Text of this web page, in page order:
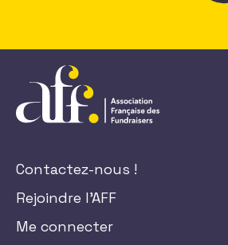
Contactez-nous !
Rejoindre l'AFF
Me connecter